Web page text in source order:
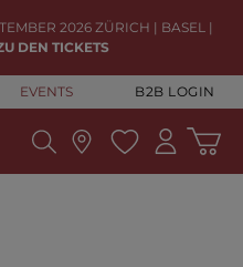
2026 ZÜRICH | BASEL |
DEN TICKETS
EVENTS B2B LOGIN